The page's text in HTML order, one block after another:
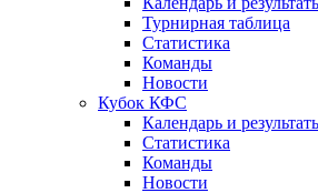
Турнирная таблица
Статистика
Команды
Новости
Кубок КФС
Календарь и
Статистика
Команды
Новости